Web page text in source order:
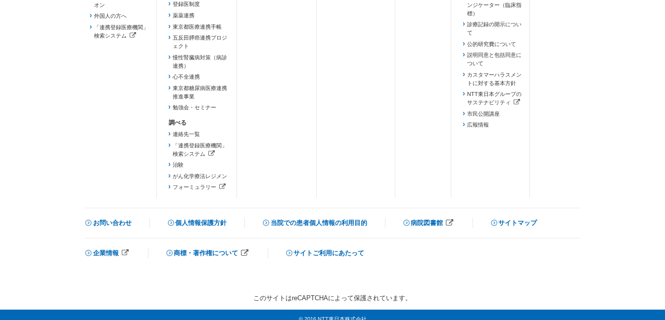
オン
外国人の方へ
「連携登録医療機関」
検索システム
登録医制度
薬薬連携
東京都医療連携手帳
五反田膵癌連携プロジ
ェクト
慢性腎臓病対策（病診
連携）
心不全連携
東京都糖尿病医療連携
推進事業
勉強会・セミナー
連絡先一覧
「連携登録医療機関」
検索システム
（新しいタブで開きます）
治験
がん化学療法レジメン
フォーミュラリー
ンジケーター（臨床指
標）
診療記録の開示につい
て
公的研究費について
説明同意と包括同意に
ついて
カスタマーハラスメン
トに対する基本方針
NTT東日本グループの
サステナビリティ
（新しいタブで開きます）
市民公開講座
広報情報
お問い合わせ 個人情報保護方針 当院での患者個人情報の利用目的
病院図書館
サイトマップ
企業情報
商標・著作権について
サイトご利用にあたって
このサイトはreCAPTCHAによって保護されています。